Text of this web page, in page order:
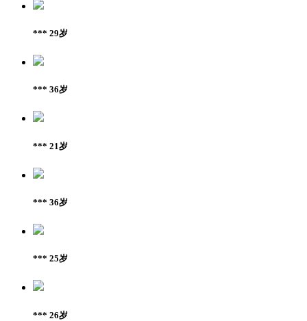
*** 29岁
*** 36岁
*** 21岁
*** 36岁
*** 25岁
*** 26岁